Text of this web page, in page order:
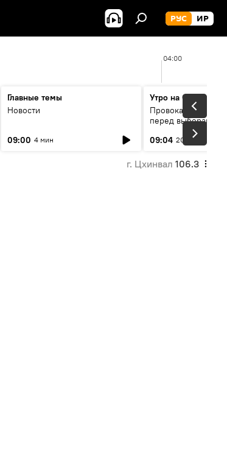
РУС ИР
04:00
Главные темы
Новости
09:00 4 мин
Утро на Спутнике
Провокации со
перед выборами в
09:04 20 мин
г. Цхинвал 106.3